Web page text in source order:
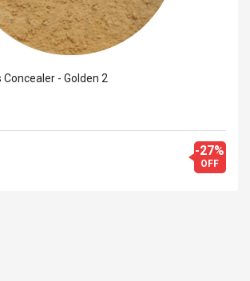
Concealer - Golden 2
-27%
OFF